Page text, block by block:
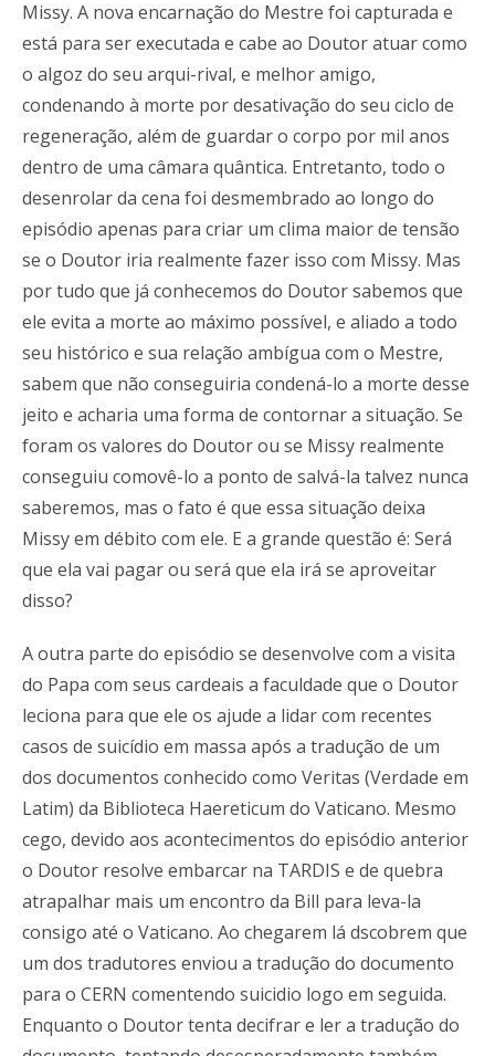
Missy. A nova encarnação do Mestre foi capturada e
está para ser executada e cabe ao Doutor atuar como
o algoz do seu arqui-rival, e melhor amigo,
condenando à morte por desativação do seu ciclo de
regeneração, além de guardar o corpo por mil anos
dentro de uma câmara quântica. Entretanto, todo o
desenrolar da cena foi desmembrado ao longo do
episódio apenas para criar um clima maior de tensão
se o Doutor iria realmente fazer isso com Missy. Mas
por tudo que já conhecemos do Doutor sabemos que
ele evita a morte ao máximo possível, e aliado a todo
seu histórico e sua relação ambígua com o Mestre,
sabem que não conseguiria condená-lo a morte desse
jeito e acharia uma forma de contornar a situação. Se
foram os valores do Doutor ou se Missy realmente
conseguiu comovê-lo a ponto de salvá-la talvez nunca
saberemos, mas o fato é que essa situação deixa
Missy em débito com ele. E a grande questão é: Será
que ela vai pagar ou será que ela irá se aproveitar
disso?
A outra parte do episódio se desenvolve com a visita
do Papa com seus cardeais a faculdade que o Doutor
leciona para que ele os ajude a lidar com recentes
casos de suicídio em massa após a tradução de um
dos documentos conhecido como Veritas (Verdade em
Latim) da Biblioteca Haereticum do Vaticano. Mesmo
cego, devido aos acontecimentos do episódio anterior
o Doutor resolve embarcar na TARDIS e de quebra
atrapalhar mais um encontro da Bill para leva-la
consigo até o Vaticano. Ao chegarem lá dscobrem que
um dos tradutores enviou a tradução do documento
para o CERN comentendo suicidio logo em seguida.
Enquanto o Doutor tenta decifrar e ler a tradução do